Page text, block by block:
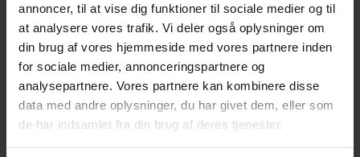
annoncer, til at vise dig funktioner til sociale medier og til
at analysere vores trafik. Vi deler også oplysninger om
din brug af vores hjemmeside med vores partnere inden
for sociale medier, annonceringspartnere og
analysepartnere. Vores partnere kan kombinere disse
data med andre oplysninger, du har givet dem, eller som
de har indsamlet fra din brug af deres tjenester.
Ved en fusion vil der altid være mindst et selskab,
der ophører. Indtast oplysninger på selskabet. Du
kan med fordel hente oplysningerne automatisk
ved at indtaste CVR-nr.
Virksomhed